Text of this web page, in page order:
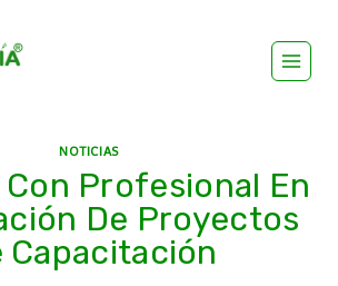
NOTICIAS
Profesional En
De Proyectos
Capacitación